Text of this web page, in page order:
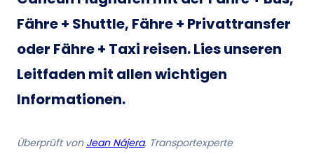
Fähre + Shuttle, Fähre + Privattransfer
oder Fähre + Taxi reisen. Lies unseren
Leitfaden mit allen wichtigen
Informationen.
Überprüft von Jean Nájera, Transportexperte